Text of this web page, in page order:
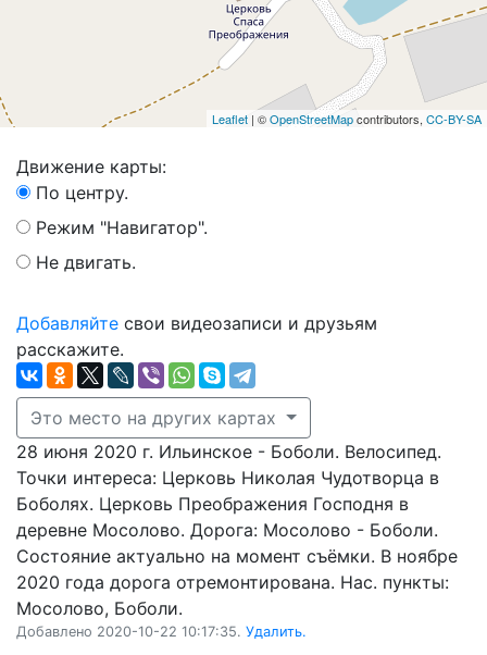
Leaflet | ©OpenStreetMapcontributors, CC-BY-SA
Движение карты:
По центру.
Режим "Навигатор".
Не двигать.
Добавляйте свои видеозаписи и друзьям
расскажите.
Это место на других картах
28 июня 2020 г. Ильинское - Боболи. Велосипед.
Точки интереса: Церковь Николая Чудотворца в
Боболях. Церковь Преображения Господня в
деревне Мосолово. Дорога: Мосолово - Боболи.
Состояние актуально на момент съёмки. В ноябре
2020 года дорога отремонтирована. Нас. пункты:
Мосолово, Боболи.
Добавлено 2020-10-22 10:17:35. Удалить.